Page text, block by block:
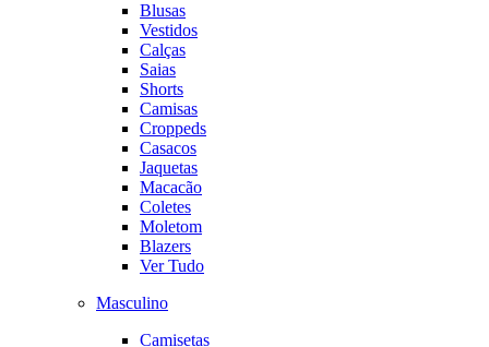
Blusas
Vestidos
Calças
Saias
Shorts
Camisas
Croppeds
Casacos
Jaquetas
Macacão
Coletes
Moletom
Blazers
Ver Tudo
Masculino
Camisetas